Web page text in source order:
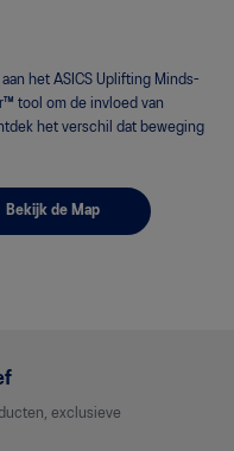
het ASICS Uplifting Minds-
tool om de invloed van
het verschil dat beweging
Bekijk de Map
exclusieve